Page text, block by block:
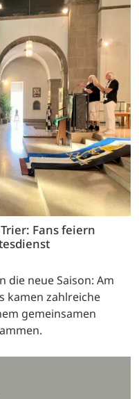
Fans feiern
die neue Saison: Am
kamen zahlreiche
gemeinsamen